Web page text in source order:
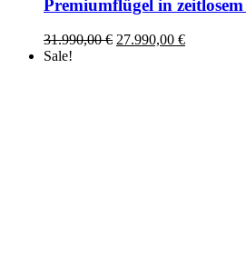
Premiumflügel in zeitlosem
31.990,00€ Ursprünglicher
27.990,00 €Aktueller
Sale!